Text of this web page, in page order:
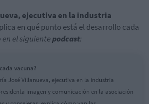
ejecutiva en la industria
en qué punto está el desarrollo cada
en el siguientepodcast:
vacuna?
José Villanueva, ejecutiva en la industria
imagen y comunicación en la asociación